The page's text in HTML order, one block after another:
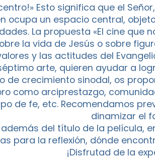
Esto significa que el
ocupa un espacio central,
La propuesta «El cine que
la vida de Jesús o sobre
y las actitudes del
arte, quieren ayudar a
de crecimiento sinodal, os
como arciprestazgo,
de fe, etc. Recomendamos
dinamizar el
del título de la película,
para la reflexión, dónde
¡Disfrutad de la